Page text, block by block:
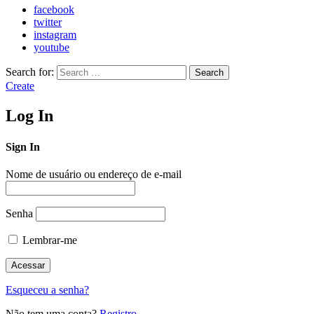
facebook
twitter
instagram
youtube
Search for: Search
Create
Log In
Sign In
Nome de usuário ou endereço de e-mail
Senha
Lembrar-me
Esqueceu a senha?